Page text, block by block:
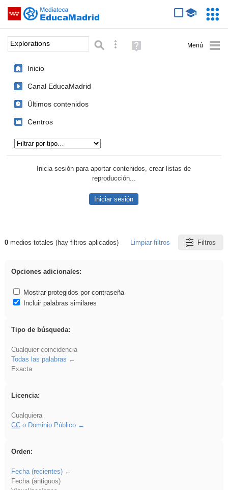
Saltar navegación
Palabra o frase: Búsqueda avanzada
Ayuda
(en
Inicio
Canal EducaMadrid
Últimos contenidos
Centros
Inicia sesión para aportar contenidos, crear listas de
reproducción...
Iniciar sesión
Resultados de: Explorations
0medios totales (hay filtros aplicados) Limpiar filtros Filtros
Opciones adicionales:
Mostrar protegidos por contraseña
Incluir palabras similares
Tipo de búsqueda:
Cualquier coincidencia
Todas las palabras
Exacta
Licencia:
Cualquiera
CCo Dominio Público
Orden:
Fecha (recientes)
Fecha (antiguos)